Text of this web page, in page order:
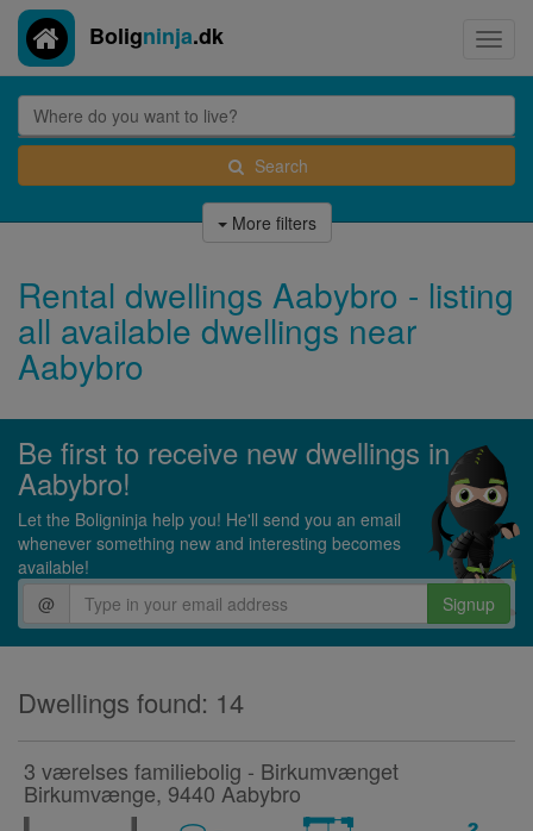
Boligninja.dk
Search
More filters
Rental dwellings Aabybro - listing
all available dwellings near
Aabybro
Be first to receive new dwellings in
Aabybro!
Let the Boligninja help you! He'll send you an email
whenever something new and interesting becomes
available!
@
Signup
Dwellings found: 14
3 værelses familiebolig - Birkumvænget
Birkumvænge, 9440 Aabybro